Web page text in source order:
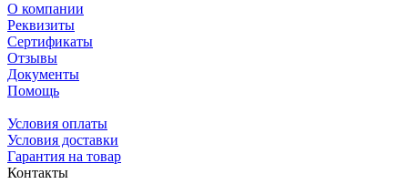
О компании
Реквизиты
Сертификаты
Отзывы
Документы
Помощь
Условия оплаты
Условия доставки
Гарантия на товар
Контакты